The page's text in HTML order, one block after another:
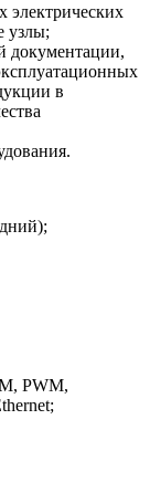
электрических
узлы;
документации,
в
PWM,